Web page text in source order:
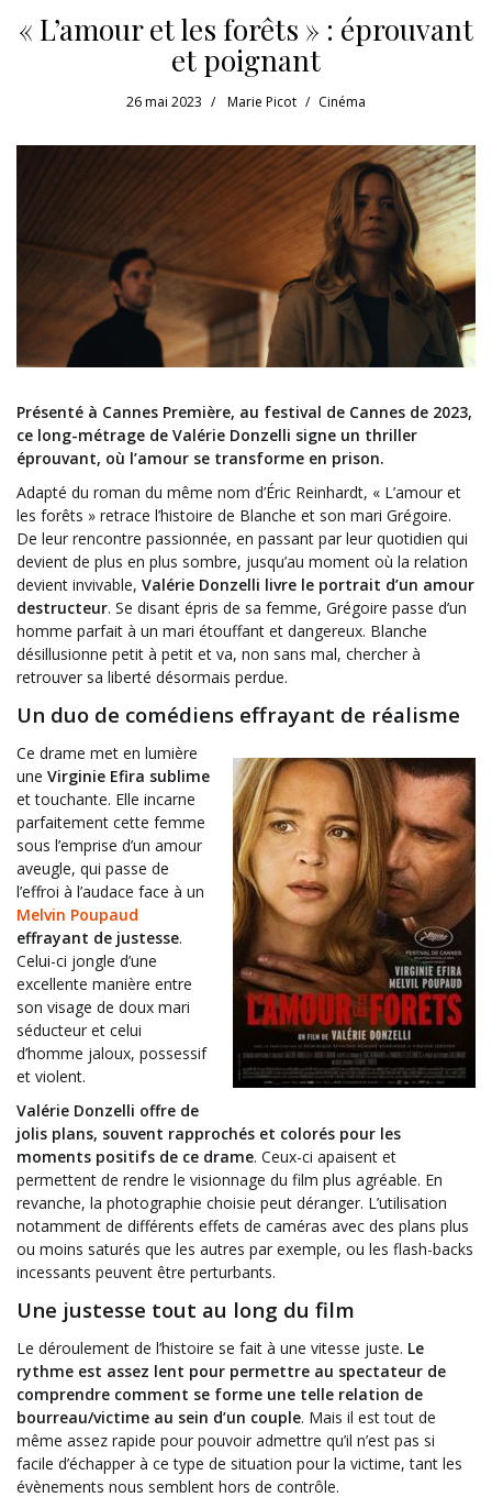
« L’amour et les forêts » : éprouvant
et poignant
26 mai 2023 Marie Picot Cinéma
Présenté à Cannes Première, au festival de Cannes de 2023,
ce long-métrage de Valérie Donzelli signe un thriller
éprouvant, où l’amour se transforme en prison.
Adapté du roman du même nom d’Éric Reinhardt, « L’amour et
les forêts » retrace l’histoire de Blanche et son mari Grégoire.
De leur rencontre passionnée, en passant par leur quotidien qui
devient de plus en plus sombre, jusqu’au moment où la relation
devient invivable, Valérie Donzelli livre le portrait d’un amour
destructeur. Se disant épris de sa femme, Grégoire passe d’un
homme parfait à un mari étouffant et dangereux. Blanche
désillusionne petit à petit et va, non sans mal, chercher à
retrouver sa liberté désormais perdue.
Un duo de comédiens effrayant de réalisme
Ce drame met en lumière
une Virginie Efira sublime
et touchante. Elle incarne
parfaitement cette femme
sous l’emprise d’un amour
aveugle, qui passe de
l’effroi à l’audace face à un
Melvin Poupaud
effrayant de justesse.
Celui-ci jongle d’une
excellente manière entre
son visage de doux mari
séducteur et celui
d’homme jaloux, possessif
et violent.
Valérie Donzelli offre de
jolis plans, souvent rapprochés et colorés pour les
moments positifs de ce drame. Ceux-ci apaisent et
permettent de rendre le visionnage du film plus agréable. En
revanche, la photographie choisie peut déranger. L’utilisation
notamment de différents effets de caméras avec des plans plus
ou moins saturés que les autres par exemple, ou les flash-backs
incessants peuvent être perturbants.
Une justesse tout au long du film
Le déroulement de l’histoire se fait à une vitesse juste. Le
rythme est assez lent pour permettre au spectateur de
comprendre comment se forme une telle relation de
bourreau/victime au sein d’un couple. Mais il est tout de
même assez rapide pour pouvoir admettre qu’il n’est pas si
facile d’échapper à ce type de situation pour la victime, tant les
évènements nous semblent hors de contrôle.